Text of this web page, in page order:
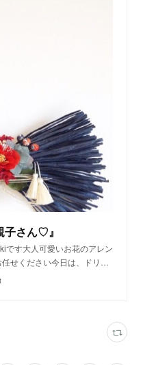
子さん♡』
です大人可愛いお花のアレン
せください今日は、ドリ…